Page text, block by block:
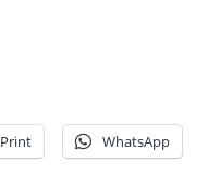
Print WhatsApp